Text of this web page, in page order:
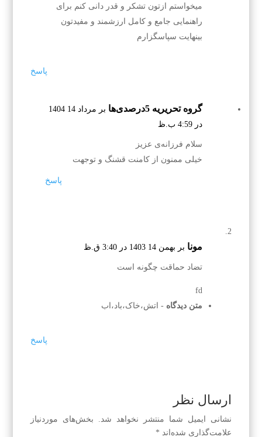
میخواستم ازتون تشکر و قدر دانی کنم برای
راهنمایی جامع و کامل ارزشمند و مفیدتون
بینهایت سپاسگزارم
پاسخ
گروه تحریریه 5درصدی‌ها
بر مرداد 14 1404
در 4:59 ب.ظ
سلام فرزانه‌ی عزیز
خیلی ممنون از کامنت قشنگ و توجهت
پاسخ
مونا بر بهمن 14 1403 در 3:40 ق.ظ
تضاد حماقت چگونه است
fd
متن دیدگاه - اتش،خاک،باد،اب
پاسخ
ارسال نظر
نشانی ایمیل شما منتشر نخواهد شد.
بخش‌های موردنیاز
علامت‌گذاری شده‌اند *